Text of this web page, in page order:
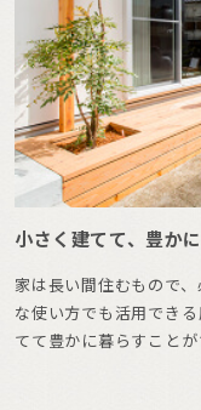
小さく建てて、豊か
家は長い間住むもので
な使い方でも活用でき
てて豊かに暮らすこと